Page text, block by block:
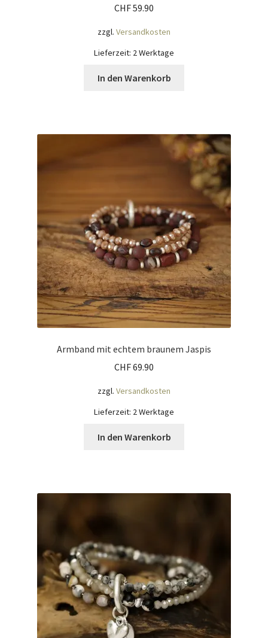
CHF59.90
zzgl. Versandkosten
Lieferzeit: 2 Werktage
In den Warenkorb
Armband mit echtem braunem Jaspis
CHF69.90
zzgl. Versandkosten
Lieferzeit: 2 Werktage
In den Warenkorb